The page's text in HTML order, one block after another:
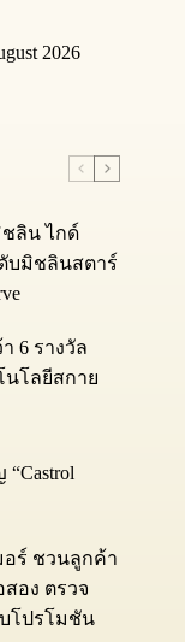
2026
ชลิน ไกด์
บมิชลินสตาร์
6 รางวัล
นโลยีสกาย
ร์ ชวนลูกค้า
อง ตรวจ
โปรโมชัน